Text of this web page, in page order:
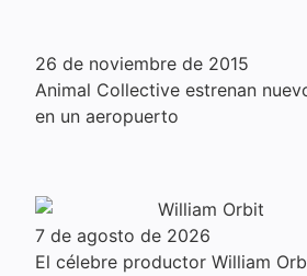
26 de noviembre de 2015
Animal Collective estrenan
en un aeropuerto
7 de agosto de 2026
El célebre productor William